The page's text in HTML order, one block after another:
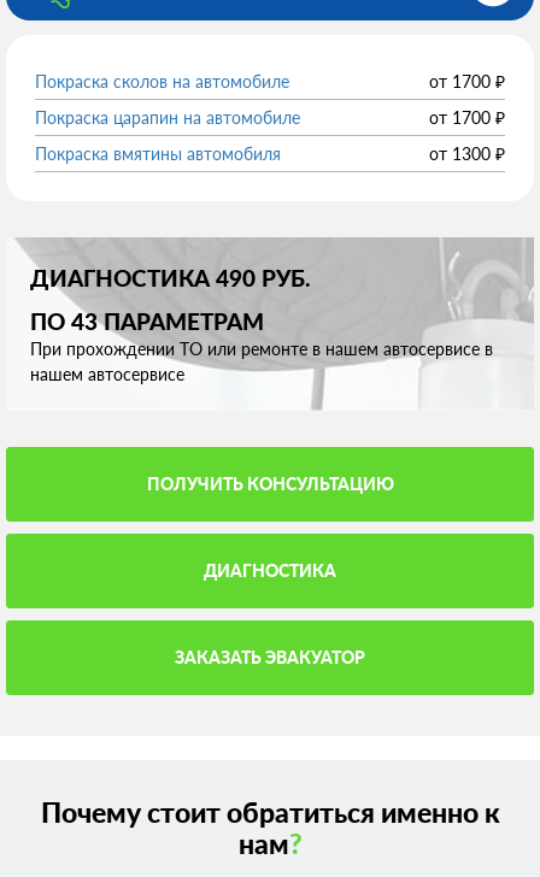
Покраска сколов на автомобиле от 1700 ₽
Покраска царапин на автомобиле
от 1700 ₽
Покраска вмятины автомобиля
от 1300 ₽
ДИАГНОСТИКА 490 РУБ.
ПО 43 ПАРАМЕТРАМ
При прохождении ТО или ремонте в нашем автосервисе в
нашем автосервисе
ПОЛУЧИТЬ КОНСУЛЬТАЦИЮ
ДИАГНОСТИКА
ЗАКАЗАТЬ ЭВАКУАТОР
Почему стоит обратиться именно к
нам?